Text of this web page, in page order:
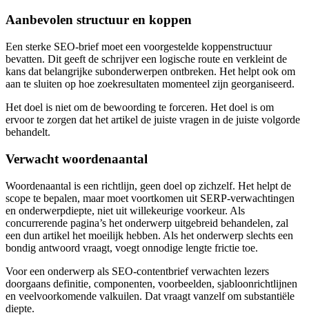
Aanbevolen structuur en koppen
Een sterke SEO‑brief moet een voorgestelde koppenstructuur
bevatten. Dit geeft de schrijver een logische route en verkleint de
kans dat belangrijke subonderwerpen ontbreken. Het helpt ook om
aan te sluiten op hoe zoekresultaten momenteel zijn georganiseerd.
Het doel is niet om de bewoording te forceren. Het doel is om
ervoor te zorgen dat het artikel de juiste vragen in de juiste volgorde
behandelt.
Verwacht woordenaantal
Woordenaantal is een richtlijn, geen doel op zichzelf. Het helpt de
scope te bepalen, maar moet voortkomen uit SERP‑verwachtingen
en onderwerpdiepte, niet uit willekeurige voorkeur. Als
concurrerende pagina’s het onderwerp uitgebreid behandelen, zal
een dun artikel het moeilijk hebben. Als het onderwerp slechts een
bondig antwoord vraagt, voegt onnodige lengte frictie toe.
Voor een onderwerp als SEO‑contentbrief verwachten lezers
doorgaans definitie, componenten, voorbeelden, sjabloonrichtlijnen
en veelvoorkomende valkuilen. Dat vraagt vanzelf om substantiële
diepte.